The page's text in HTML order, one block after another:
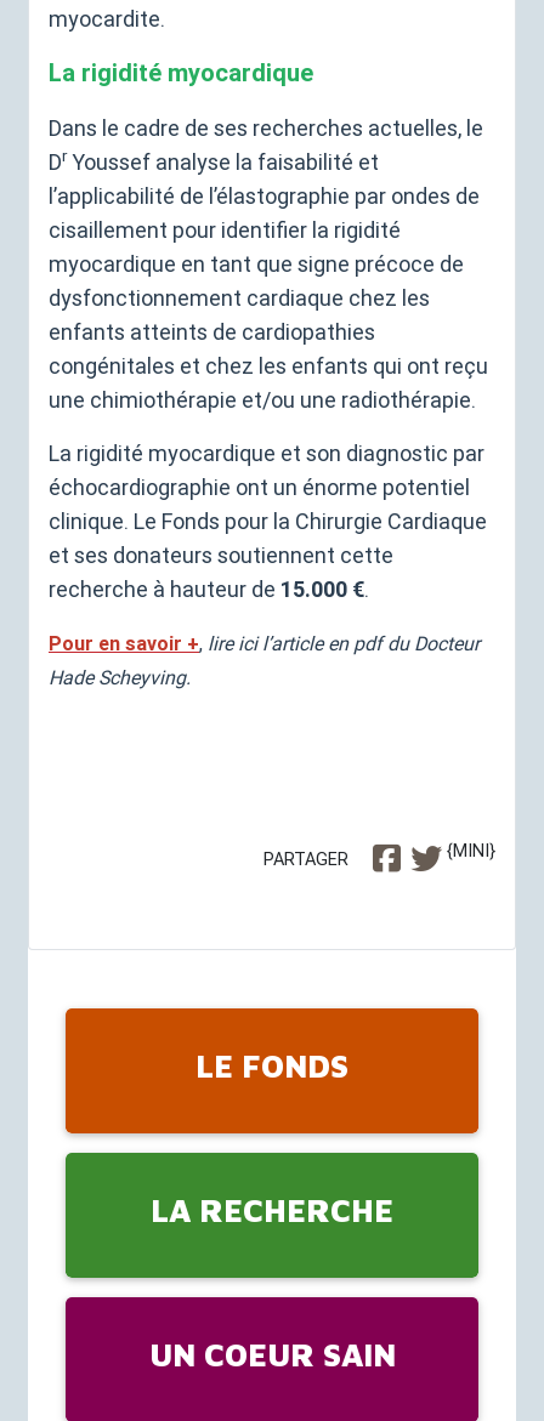
myocardite.
La rigidité myocardique
Dans le cadre de ses recherches actuelles, le
DrYoussef analyse la faisabilité et
l’applicabilité de l’élastographie par ondes de
cisaillement pour identifier la rigidité
myocardique en tant que signe précoce de
dysfonctionnement cardiaque chez les
enfants atteints de cardiopathies
congénitales et chez les enfants qui ont reçu
une chimiothérapie et/ou une radiothérapie.
La rigidité myocardique et son diagnostic par
échocardiographie ont un énorme potentiel
clinique. Le Fonds pour la Chirurgie Cardiaque
et ses donateurs soutiennent cette
recherche à hauteur de 15.000 €.
Pour en savoir +, lire ici l’article en pdf du Docteur
Hade Scheyving.
PARTAGER {MINI}
LE FONDS
LA RECHERCHE
UN COEUR SAIN